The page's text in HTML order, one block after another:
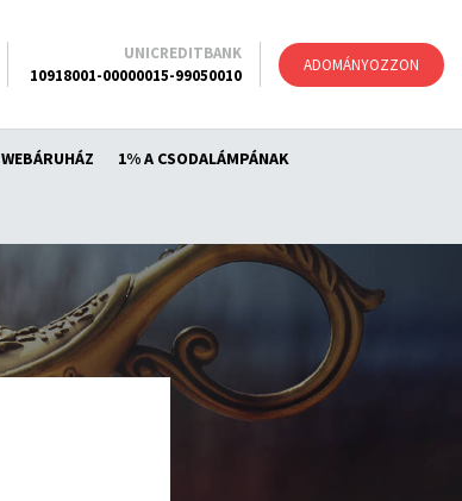
ADOMÁNYOZZON
WEBÁRUHÁZ 1% A CSODALÁMPÁNAK
UNICREDITBANK
10918001-00000015-99050010